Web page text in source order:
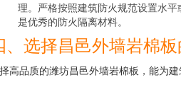
理。严格按照建筑防火规范设置水
是优秀的防火隔离材料。
、选择昌邑外墙岩棉
高品质的潍坊昌邑外墙岩棉板，能为建